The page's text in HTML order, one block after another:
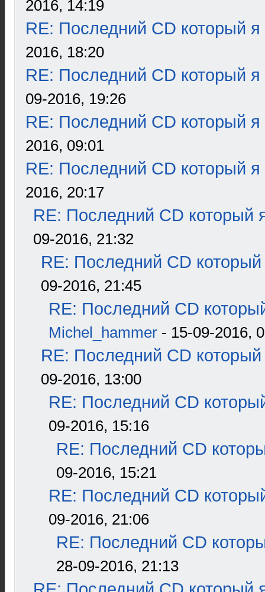
2016, 14:19
RE: Последний CD который я
2016, 18:20
RE: Последний CD который я
09-2016, 19:26
RE: Последний CD который я
2016, 09:01
RE: Последний CD который я
2016, 20:17
RE: Последний CD который
09-2016, 21:32
RE: Последний CD который
09-2016, 21:45
RE: Последний CD
Michel_hammer - 15-09-2016,
RE: Последний CD который
09-2016, 13:00
RE: Последний CD
09-2016, 15:16
RE: Последний CD
09-2016, 15:21
RE: Последний CD
09-2016, 21:06
RE: Последний CD
28-09-2016, 21:13